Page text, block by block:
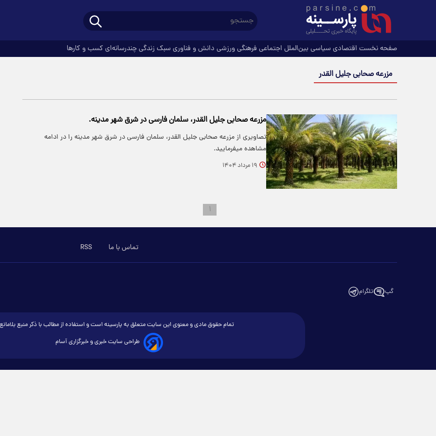
صفحه نخست اقتصادی سیاسی بین‌الملل اجتماعی فرهنگیورزشی دانش و فناوری سبک زندگیچندرسانه‌ای کسب و کارها
مزرعه صحابی جلیل القدر
مزرعه صحابی جلیل القدر، سلمان فارسی در شرق شهر مدینه.
تصاویری از مزرعه صحابی جلیل القدر، سلمان فارسی در شرق شهر مدینه را در ادامه
مشاهده میفرمایید.
۱۹ مرداد ۱۴۰۴
۱
تماس با ما RSS
گپ تلگرام
تمام حقوق مادی و معنوی این سایت متعلق به پارسینه است و استفاده از مطالب با ذکر منبع
طراحی سایت خبری و خبرگزاری آسام